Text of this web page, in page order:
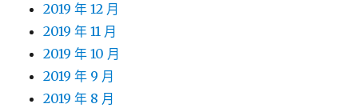
2019 年 12 月
2019 年 11 月
2019 年 10 月
2019 年 9 月
2019 年 8 月